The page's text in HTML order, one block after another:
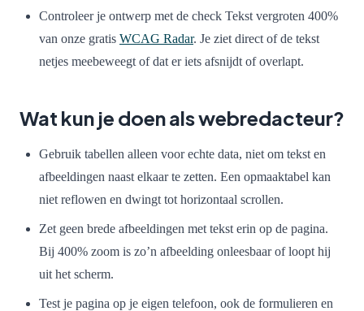
Controleer je ontwerp met de check Tekst vergroten 400%
van onze gratis WCAG Radar. Je ziet direct of de tekst
netjes meebeweegt of dat er iets afsnijdt of overlapt.
Wat kun je doen als webredacteur?
Gebruik tabellen alleen voor echte data, niet om tekst en
afbeeldingen naast elkaar te zetten. Een opmaaktabel kan
niet reflowen en dwingt tot horizontaal scrollen.
Zet geen brede afbeeldingen met tekst erin op de pagina.
Bij 400% zoom is zo’n afbeelding onleesbaar of loopt hij
uit het scherm.
Test je pagina op je eigen telefoon, ook de formulieren en